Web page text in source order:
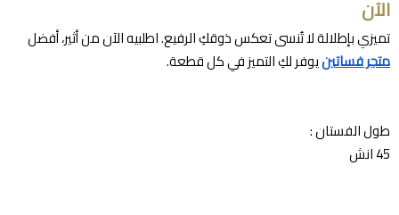
الآن
تميزي بإطلالة لا تُنسى تعكس ذوقكِ الرفيع. اطلبيه الآن من أثير، أفضل
متجر فساتينيوفر لكِ التميز في كل قطعة.
طول الفستان :
45 انش